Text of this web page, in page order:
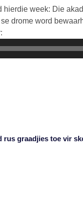
hierdie week: Die
drome word
rus graadjies toe vir